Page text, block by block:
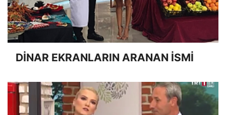
DİNAR EKRANLARIN ARANAN İSMİ